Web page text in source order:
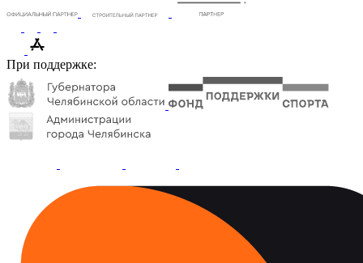
При поддержке: